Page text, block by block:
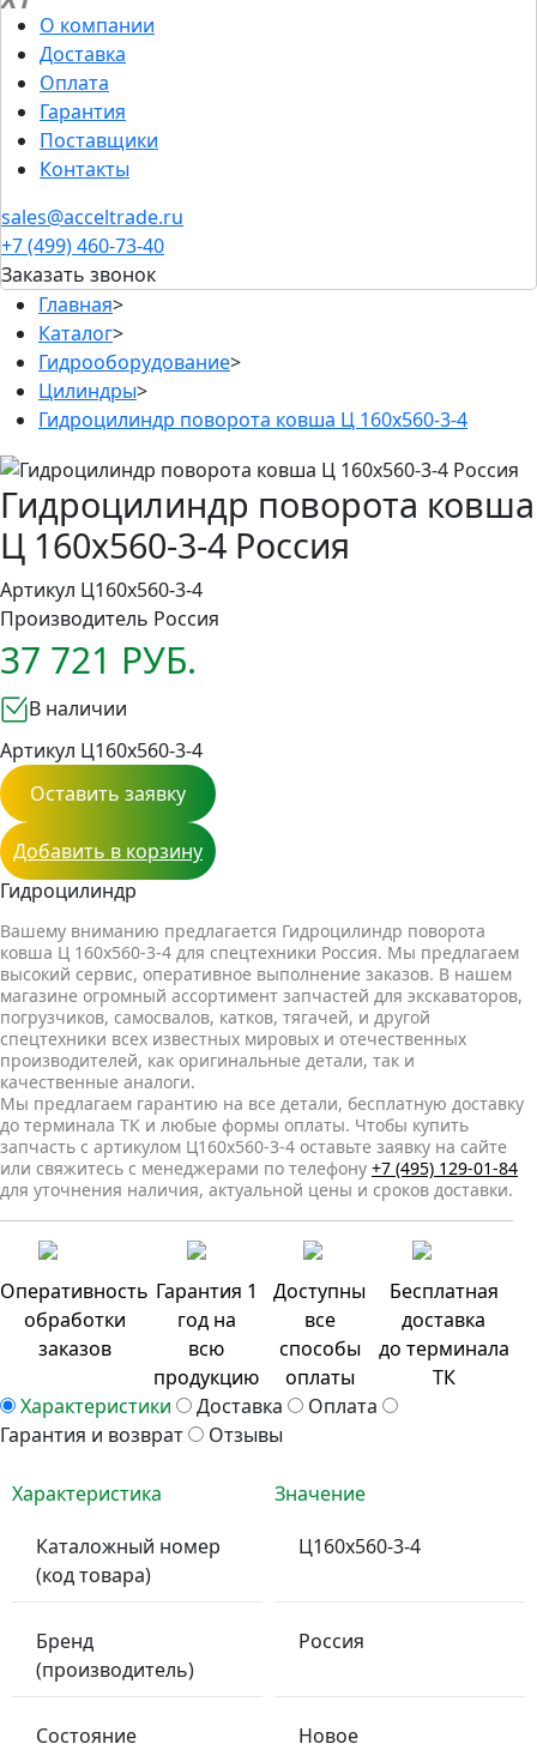
О компании
Доставка
Оплата
Гарантия
Поставщики
Контакты
sales@acceltrade.ru
+7 (499) 460-73-40
Заказать звонок
Главная>
Каталог>
Гидрооборудование>
Цилиндры>
Гидроцилиндр поворота ковша Ц 160x560-3-4
Гидроцилиндр поворота ковша
Ц 160x560-3-4 Россия
Артикул Ц160x560-3-4
Производитель Россия
37 721 РУБ.
В наличии
Артикул Ц160x560-3-4
Оставить заявку
Добавить в корзину
Гидроцилиндр
Вашему вниманию предлагается Гидроцилиндр поворота
ковша Ц 160x560-3-4 для спецтехники Россия. Мы предлагаем
высокий сервис, оперативное выполнение заказов. В нашем
магазине огромный ассортимент запчастей для экскаваторов,
погрузчиков, самосвалов, катков, тягачей, и другой
спецтехники всех известных мировых и отечественных
производителей, как оригинальные детали, так и
качественные аналоги.
Мы предлагаем гарантию на все детали, бесплатную доставку
до терминала ТК и любые формы оплаты. Чтобы купить
запчасть с артикулом Ц160x560-3-4 оставьте заявку на сайте
или свяжитесь с менеджерами по телефону +7 (495) 129-01-84
для уточнения наличия, актуальной цены и сроков доставки.
Оперативность
обработки
заказов
Гарантия 1
год на
всю
продукцию
Доступны
все
способы
оплаты
Бесплатная
доставка
до терминала
ТК
Характеристики
Доставка
Оплата
Гарантия и возврат
Отзывы
Характеристика
Значение
Каталожный номер
(код товара)
Ц160x560-3-4
Бренд
(производитель)
Россия
Состояние Новое